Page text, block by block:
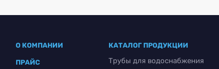
О КОМПАНИИ
ПРАЙС
КАТАЛОГ ПРОДУКЦИИ
Трубы для водоснабжения